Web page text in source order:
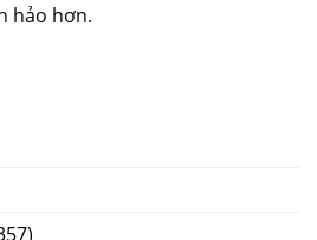
hảo hơn.